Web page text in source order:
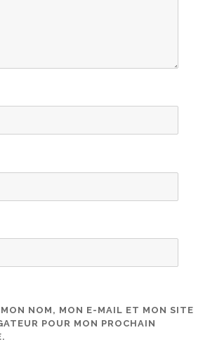
MON NOM, MON E-MAIL ET MON SITE
POUR MON PROCHAIN